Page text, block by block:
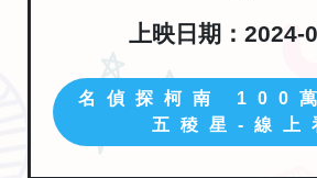
上映日期：2024-
名偵探柯南 100
五稜星-線上